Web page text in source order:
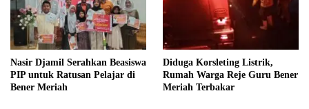
Nasir Djamil Serahkan Beasiswa
PIP untuk Ratusan Pelajar di
Bener Meriah
Diduga Korsleting Listrik,
Rumah Warga Reje Guru Bener
Meriah Terbakar